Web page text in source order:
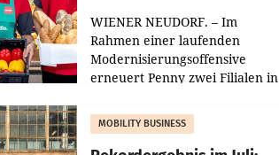
WIENER NEUDORF. – Im
Rahmen einer laufenden
Modernisierungsoffensive
erneuert Penny zwei Filialen in
Die beiden Standorte liegen in
Haag sowie im rund
MOBILITY BUSINESS